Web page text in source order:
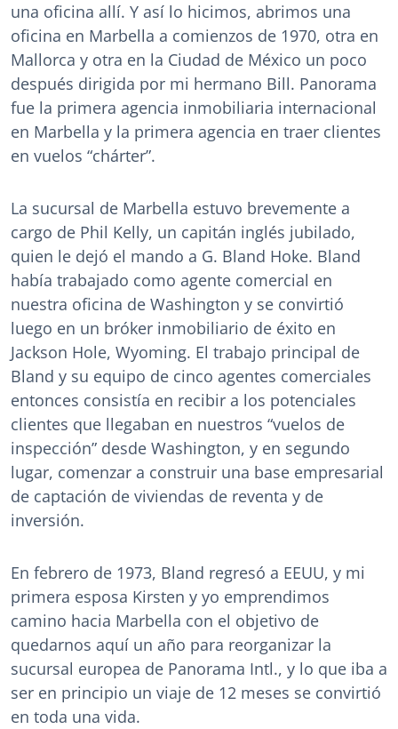
una oficina allí. Y así lo hicimos, abrimos una
oficina en Marbella a comienzos de 1970, otra en
Mallorca y otra en la Ciudad de México un poco
después dirigida por mi hermano Bill. Panorama
fue la primera agencia inmobiliaria internacional
en Marbella y la primera agencia en traer clientes
en vuelos “chárter”.
La sucursal de Marbella estuvo brevemente a
cargo de Phil Kelly, un capitán inglés jubilado,
quien le dejó el mando a G. Bland Hoke. Bland
había trabajado como agente comercial en
nuestra oficina de Washington y se convirtió
luego en un bróker inmobiliario de éxito en
Jackson Hole, Wyoming. El trabajo principal de
Bland y su equipo de cinco agentes comerciales
entonces consistía en recibir a los potenciales
clientes que llegaban en nuestros “vuelos de
inspección” desde Washington, y en segundo
lugar, comenzar a construir una base empresarial
de captación de viviendas de reventa y de
inversión.
En febrero de 1973, Bland regresó a EEUU, y mi
primera esposa Kirsten y yo emprendimos
camino hacia Marbella con el objetivo de
quedarnos aquí un año para reorganizar la
sucursal europea de Panorama Intl., y lo que iba a
ser en principio un viaje de 12 meses se convirtió
en toda una vida.